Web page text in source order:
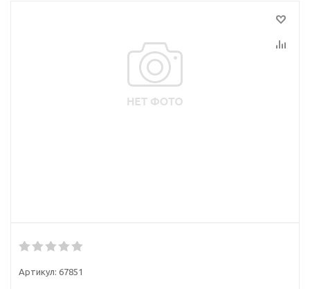
Артикул: 67851